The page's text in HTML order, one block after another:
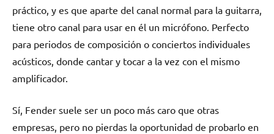
práctico, y es que aparte del canal normal para la guitarra,
tiene otro canal para usar en él un micrófono. Perfecto
para periodos de composición o conciertos individuales
acústicos, donde cantar y tocar a la vez con el mismo
amplificador.
Sí, Fender suele ser un poco más caro que otras
empresas, pero no pierdas la oportunidad de probarlo en